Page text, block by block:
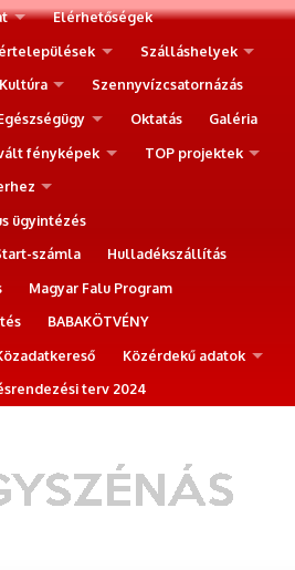
Elérhetőségek
Szálláshelyek
Kultúra
Szennyvízcsatornázás
Oktatás
Galéria
fényképek
TOP projektek
ügyintézés
számla
Hulladékszállítás
Magyar Falu Program
BABAKÖTVÉNY
Közérdekű adatok
terv 2024